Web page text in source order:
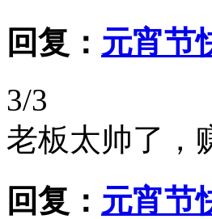
回复： 元宵节
3/3
老板太帅了，
回复： 元宵节